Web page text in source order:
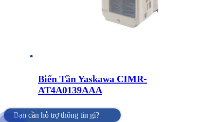
Biến Tần Yaskawa CIMR-
AT4A0139AAA
Bạn cần hỗ trợ thông tin gì?